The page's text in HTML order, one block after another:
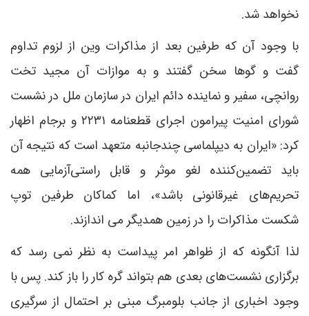
نخواهد شد.
با وجود آن که طرفین بعد از مذاکرات وین از لزوم تداوم
گفت و گوها سخن گفتند و به موازات آن مجید تخت
روانچی، سفیر و نماینده دائم ایران در سازمان ملل در نشست
شورای امنیت پیرامون اجرای قطعنامه ۲۲۳۱ و برجام اظهار
کرد: «ایران به دیپلماسی چندجانبه متعهد است که نتیجه آن
باید تضمین‌کننده لغو موثر و قابل راستی‌آزمایی همه
تحریم‌های غیرقانونی باشد»، اما کماکان طرفین توپ
شکست مذاکرات را در زمین همدیگر می اندازند.
لذا آنگونه که از ظواهر امر پیداست به نظر نمی رسد که
برگزاری نشست‌های بعدی هم بتواند گره کار را باز کند. پس با
وجود اخباری از جانب بلومبرگ مبنی بر احتمال از سرگیری